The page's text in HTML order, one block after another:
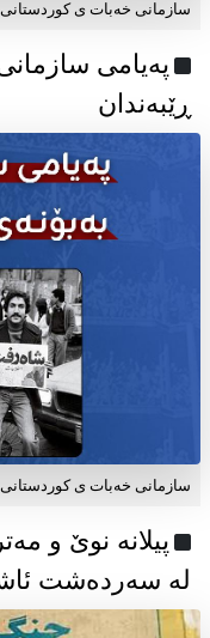
سازمانی خەبات ی کوردستانی
ڕێبەندان
سازمانی خەبات ی كوردستانی
پیلانە نوێ و
لە سەردەشت